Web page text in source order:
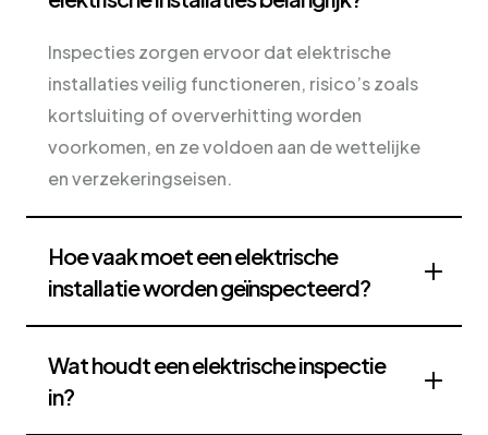
Inspecties zorgen ervoor dat elektrische
installaties veilig functioneren, risico’s zoals
kortsluiting of oververhitting worden
voorkomen, en ze voldoen aan de wettelijke
en verzekeringseisen.
Hoe vaak moet een elektrische
installatie worden geïnspecteerd?
Wat houdt een elektrische inspectie
in?